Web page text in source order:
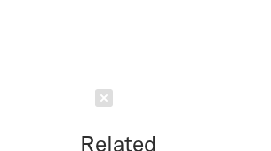
Related